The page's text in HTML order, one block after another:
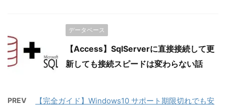
データベース
【Access】SqlServerに直接接続して更
新しても接続スピードは変わらない話
PREV
【完全ガイド】Windows10 サポート期限切れでも安